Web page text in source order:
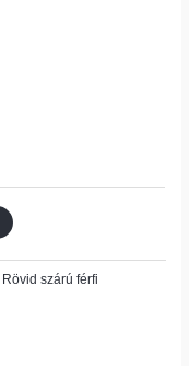
Rövid szárú férfi